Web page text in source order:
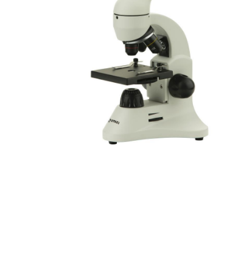
چراغ پیشانی
چراغ معاینه
سالپنژوگراف
فتال مانیتورینگ
شریان بند
چراغ قوه پزشکی
نگاتوسکوپ